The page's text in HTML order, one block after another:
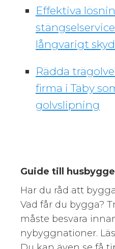
Effektiva
långvarigt
Rädda
firma i Täby
golvslipning
Guide till husbygge
Har du råd att
Vad får du bygga?
måste besvara
nybyggnationer.